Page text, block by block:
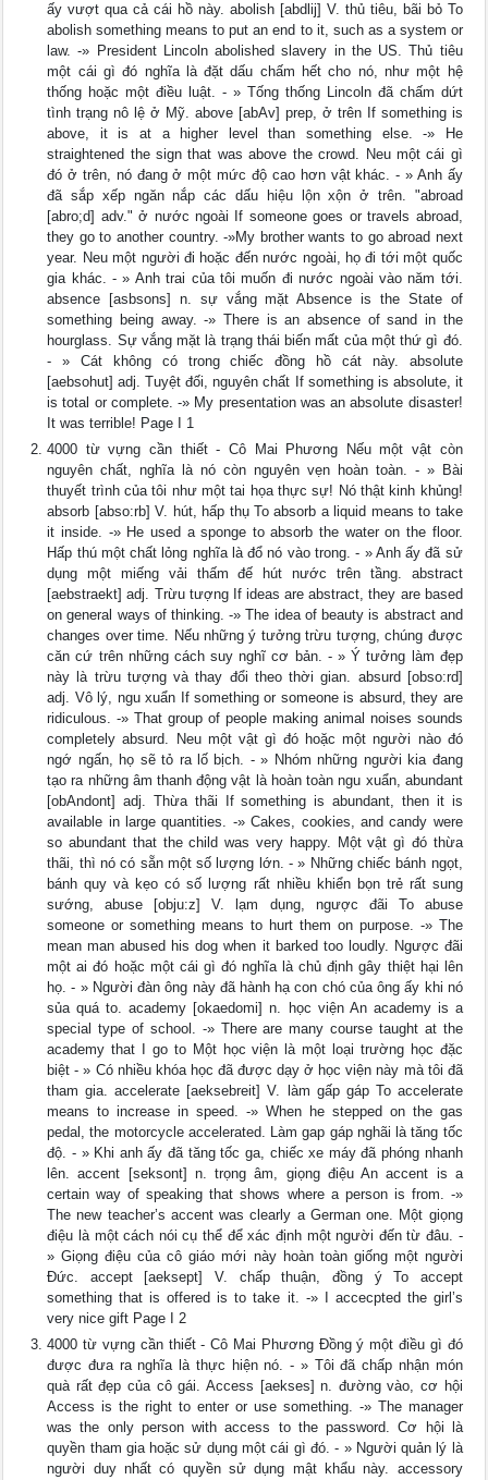
ấy vượt qua cả cái hồ này. abolish [abdlij] V. thủ tiêu, bãi bỏ To
abolish something means to put an end to it, such as a system or
law. -» President Lincoln abolished slavery in the US. Thủ tiêu
một cái gì đó nghĩa là đặt dấu chấm hết cho nó, như một hệ
thống hoặc một điều luật. - » Tống thống Lincoln đã chấm dứt
tình trạng nô lệ ở Mỹ. above [abAv] prep, ở trên If something is
above, it is at a higher level than something else. -» He
straightened the sign that was above the crowd. Neu một cái gì
đó ở trên, nó đang ở một mức độ cao hơn vật khác. - » Anh ấy
đã sắp xếp ngăn nắp các dấu hiệu lộn xộn ở trên. "abroad
[abro;d] adv." ở nước ngoài If someone goes or travels abroad,
they go to another country. -»My brother wants to go abroad next
year. Neu một người đi hoặc đến nước ngoài, họ đi tới một quốc
gia khác. - » Anh trai của tôi muốn đi nước ngoài vào năm tới.
absence [asbsons] n. sự vắng mặt Absence is the State of
something being away. -» There is an absence of sand in the
hourglass. Sự vắng mặt là trạng thái biến mất của một thứ gì đó.
- » Cát không có trong chiếc đồng hồ cát này. absolute
[aebsohut] adj. Tuyệt đối, nguyên chất If something is absolute, it
is total or complete. -» My presentation was an absolute disaster!
It was terrible! Page I 1
4000 từ vựng cần thiết - Cô Mai Phương Nếu một vật còn
nguyên chất, nghĩa là nó còn nguyên vẹn hoàn toàn. - » Bài
thuyết trình của tôi như một tai họa thực sự! Nó thật kinh khủng!
absorb [abso:rb] V. hút, hấp thụ To absorb a liquid means to take
it inside. -» He used a sponge to absorb the water on the floor.
Hấp thú một chất lỏng nghĩa là đổ nó vào trong. - » Anh ấy đã sử
dụng một miếng vải thấm đế hút nước trên tầng. abstract
[aebstraekt] adj. Trừu tượng If ideas are abstract, they are based
on general ways of thinking. -» The idea of beauty is abstract and
changes over time. Nếu những ý tưởng trừu tượng, chúng được
căn cứ trên những cách suy nghĩ cơ bản. - » Ý tưởng làm đẹp
này là trừu tượng và thay đổi theo thời gian. absurd [obso:rd]
adj. Vô lý, ngu xuẩn If something or someone is absurd, they are
ridiculous. -» That group of people making animal noises sounds
completely absurd. Neu một vật gì đó hoặc một người nào đó
ngớ ngấn, họ sẽ tỏ ra lố bịch. - » Nhóm những người kia đang
tạo ra những âm thanh động vật là hoàn toàn ngu xuẩn, abundant
[obAndont] adj. Thừa thãi If something is abundant, then it is
available in large quantities. -» Cakes, cookies, and candy were
so abundant that the child was very happy. Một vật gì đó thừa
thãi, thì nó có sẵn một số lượng lớn. - » Những chiếc bánh ngọt,
bánh quy và kẹo có số lượng rất nhiều khiển bọn trẻ rất sung
sướng, abuse [obju:z] V. lạm dụng, ngược đãi To abuse
someone or something means to hurt them on purpose. -» The
mean man abused his dog when it barked too loudly. Ngược đãi
một ai đó hoặc một cái gì đó nghĩa là chủ định gây thiệt hại lên
họ. - » Người đàn ông này đã hành hạ con chó của ông ấy khi nó
sủa quá to. academy [okaedomi] n. học viện An academy is a
special type of school. -» There are many course taught at the
academy that I go to Một học viện là một loại trường học đặc
biệt - » Có nhiều khóa học đã được dạy ở học viện này mà tôi đã
tham gia. accelerate [aeksebreit] V. làm gấp gáp To accelerate
means to increase in speed. -» When he stepped on the gas
pedal, the motorcycle accelerated. Làm gap gáp nghãi là tăng tốc
độ. - » Khi anh ấy đã tăng tốc ga, chiếc xe máy đã phóng nhanh
lên. accent [seksont] n. trọng âm, giọng điệu An accent is a
certain way of speaking that shows where a person is from. -»
The new teacher’s accent was clearly a German one. Một giọng
điệu là một cách nói cụ thể để xác định một người đến từ đâu. -
» Giọng điệu của cô giáo mới này hoàn toàn giống một người
Đức. accept [aeksept] V. chấp thuận, đồng ý To accept
something that is offered is to take it. -» I accecpted the girl’s
very nice gift Page I 2
4000 từ vựng cần thiết - Cô Mai Phương Đồng ý một điều gì đó
được đưa ra nghĩa là thực hiện nó. - » Tôi đã chấp nhận món
quà rất đẹp của cô gái. Access [aekses] n. đường vào, cơ hội
Access is the right to enter or use something. -» The manager
was the only person with access to the password. Cơ hội là
quyền tham gia hoặc sử dụng một cái gì đó. - » Người quản lý là
người duy nhất có quyền sử dụng mật khẩu này. accessory